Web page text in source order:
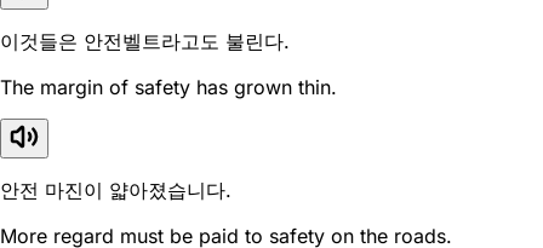
이것들은 안전벨트라고도 불린다.
The margin of safety has grown thin.
안전 마진이 얇아졌습니다.
More regard must be paid to safety on the roads.